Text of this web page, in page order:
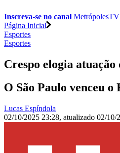
Inscreva-se no canal
Página Inicial
Esportes
Esportes
Crespo elogia
O São Paulo venceu
Lucas Espíndola
02/10/2025 23:28, atualizado 02/10/